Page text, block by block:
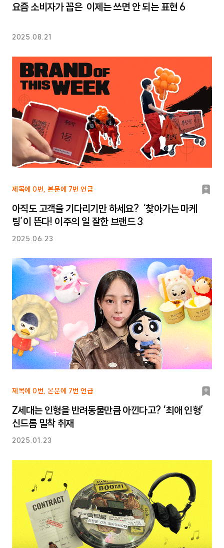
요즘 소비자가 꼽은 이제는 쓰면 안 되는 표현 6
2025.08.21
제목에 0번, 본문에 7번 언급
북
아직도 고객을 기다리기만 하세요? ‘찾아가는 마케
팅’이 뜬다! 이주의 일 잘한 브랜드 3
2025.06.23
제목에 0번, 본문에 7번 언급
북
마
Z세대는 인형을 반려동물만큼 아낀다고? ‘최애 인형’
신드롬 밀착 취재
2025.01.23